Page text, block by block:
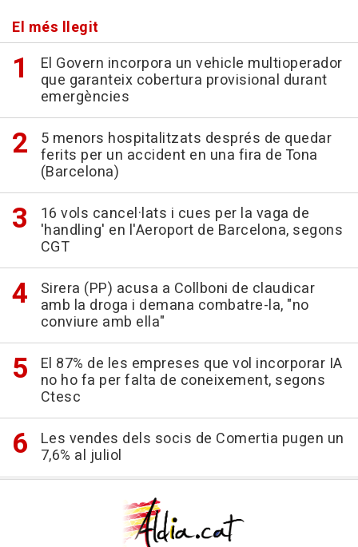
El més llegit
El Govern incorpora un vehicle multioperador
que garanteix cobertura provisional durant
emergències
5 menors hospitalitzats després de quedar
ferits per un accident en una fira de Tona
(Barcelona)
16 vols cancel·lats i cues per la vaga de
'handling' en l'Aeroport de Barcelona, segons
CGT
Sirera (PP) acusa a Collboni de claudicar
amb la droga i demana combatre-la, "no
conviure amb ella"
El 87% de les empreses que vol incorporar IA
no ho fa per falta de coneixement, segons
Ctesc
Les vendes dels socis de Comertia pugen un
7,6% al juliol